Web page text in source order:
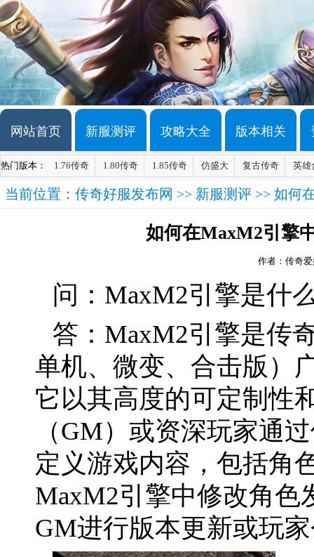
网站首页 新服测评 攻略大全 版本相关
热门版本： 1.76传奇 1.80传奇 1.85传奇 仿盛大 复古传奇 英雄
当前位置： 传奇好服发布网 >> 新服测评 >> 如何
如何在MaxM2引擎
作者：传奇
问：MaxM2引擎是什
答：MaxM2引擎是传
单机、微变、合击版）
它以其高度的可定制性
（GM）或资深玩家通
定义游戏内容，包括角
MaxM2引擎中修改角色
GM进行版本更新或玩